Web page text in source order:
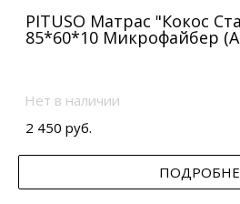
PITUSO Матрас "Кокос
85*60*10 Микрофайбер
Нет в наличии
2 450 руб.